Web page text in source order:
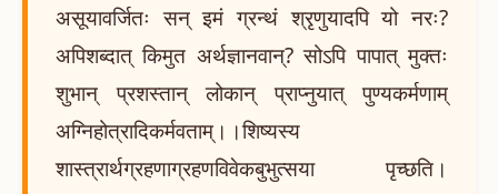
असूयावर्जितः सन् इमं ग्रन्थं श्रृणुयादपि यो नरः?
अपिशब्दात् किमुत अर्थज्ञानवान्? सोऽपि पापात् मुक्तः
शुभान् प्रशस्तान् लोकान् प्राप्नुयात् पुण्यकर्मणाम्
अग्निहोत्रादिकर्मवताम्।।शिष्यस्य
शास्त्रार्थग्रहणाग्रहणविवेकबुभुत्सया पृच्छति।